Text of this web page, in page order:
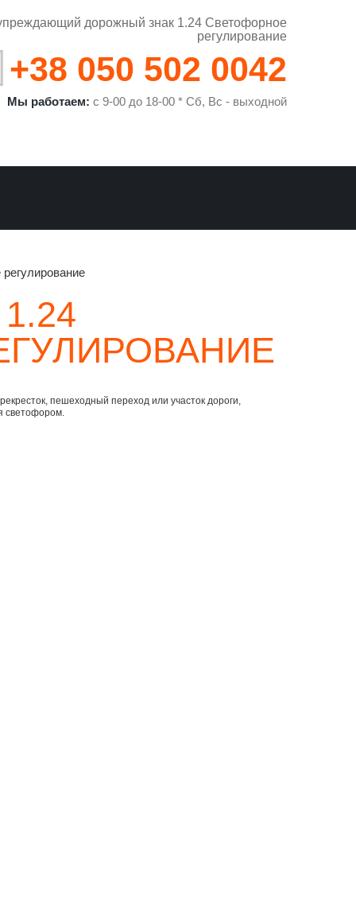
дорожный знак 1.24 Светофорное
регулирование
+38 050 502 0042
Мы работаем: с 9-00 до 18-00 * Сб, Вс - выходной
пешеходный переход или участок дороги,
светофором.